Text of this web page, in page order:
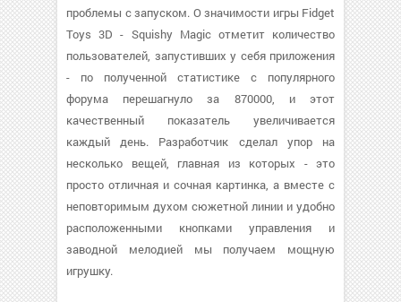
проблемы с запуском. О значимости игры Fidget
Toys 3D - Squishy Magic отметит количество
пользователей, запустивших у себя приложения
- по полученной статистике с популярного
форума перешагнуло за 870000, и этот
качественный показатель увеличивается
каждый день. Разработчик сделал упор на
несколько вещей, главная из которых - это
просто отличная и сочная картинка, а вместе с
неповторимым духом сюжетной линии и удобно
расположенными кнопками управления и
заводной мелодией мы получаем мощную
игрушку.